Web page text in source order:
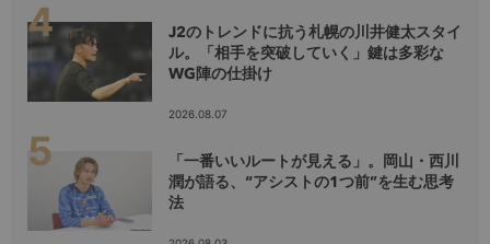
J2のトレンドに抗う札幌の川井健太スタイ
ル。「相手を突破していく」鍵は多彩な
WG陣の仕掛け
2026.08.07
「一番いいルートが見える」。岡山・西川
潤が語る、“アシストの1つ前”を生む思考
法